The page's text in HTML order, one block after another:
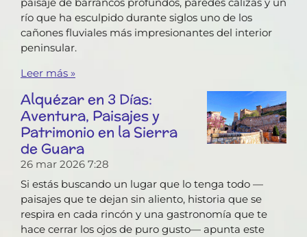
río que ha esculpido durante siglos uno de los
cañones fluviales más impresionantes del interior
peninsular.
Leer más »
Alquézar en 3 Días:
Aventura, Paisajes y
Patrimonio en la Sierra
de Guara
26 mar 2026 7:28
Si estás buscando un lugar que lo tenga todo —
paisajes que te dejan sin aliento, historia que se
respira en cada rincón y una gastronomía que te
hace cerrar los ojos de puro gusto— apunta este